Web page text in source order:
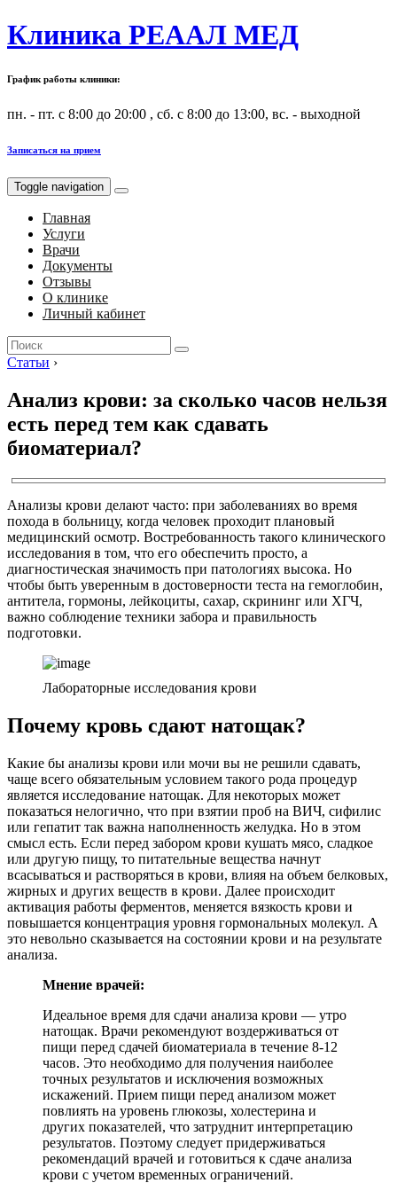
Клиника РЕААЛ МЕД
График работы клиники:
пн. - пт. с 8:00 до 20:00 , сб. с 8:00 до 13:00, вс. - выходной
Записаться на прием
Toggle navigation
Главная
Услуги
Врачи
Документы
Отзывы
О клинике
Личный кабинет
Search
for:
Статьи ›
Анализ крови: за сколько часов нельзя
есть перед тем как сдавать
биоматериал?
Анализы крови делают часто: при заболеваниях во время
похода в больницу, когда человек проходит плановый
медицинский осмотр. Востребованность такого клинического
исследования в том, что его обеспечить просто, а
диагностическая значимость при патологиях высока. Но
чтобы быть уверенным в достоверности теста на гемоглобин,
антитела, гормоны, лейкоциты, сахар, скрининг или ХГЧ,
важно соблюдение техники забора и правильность
подготовки.
Лабораторные исследования крови
Почему кровь сдают натощак?
Какие бы анализы крови или мочи вы не решили сдавать,
чаще всего обязательным условием такого рода процедур
является исследование натощак. Для некоторых может
показаться нелогично, что при взятии проб на ВИЧ, сифилис
или гепатит так важна наполненность желудка. Но в этом
смысл есть. Если перед забором крови кушать мясо, сладкое
или другую пищу, то питательные вещества начнут
всасываться и растворяться в крови, влияя на объем белковых,
жирных и других веществ в крови. Далее происходит
активация работы ферментов, меняется вязкость крови и
повышается концентрация уровня гормональных молекул. А
это невольно сказывается на состоянии крови и на результате
анализа.
Мнение врачей:
Идеальное время для сдачи анализа крови — утро
натощак. Врачи рекомендуют воздерживаться от
пищи перед сдачей биоматериала в течение 8-12
часов. Это необходимо для получения наиболее
точных результатов и исключения возможных
искажений. Прием пищи перед анализом может
повлиять на уровень глюкозы, холестерина и
других показателей, что затруднит интерпретацию
результатов. Поэтому следует придерживаться
рекомендаций врачей и готовиться к сдаче анализа
крови с учетом временных ограничений.